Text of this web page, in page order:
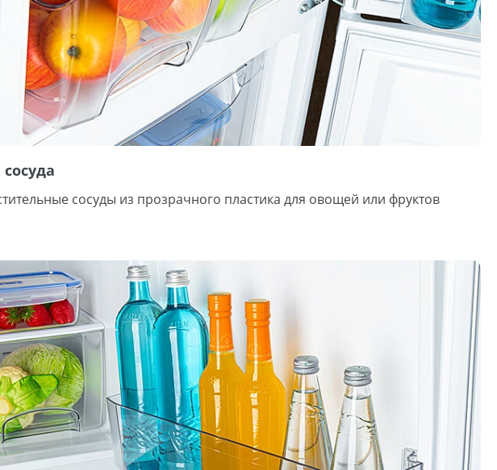
сосуды из прозрачного пластика для овощей или фруктов